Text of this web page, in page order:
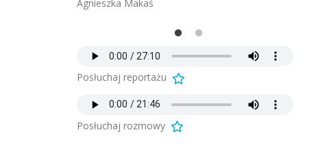
Agnieszka Makaś
Posłuchaj reportażu
Posłuchaj rozmowy